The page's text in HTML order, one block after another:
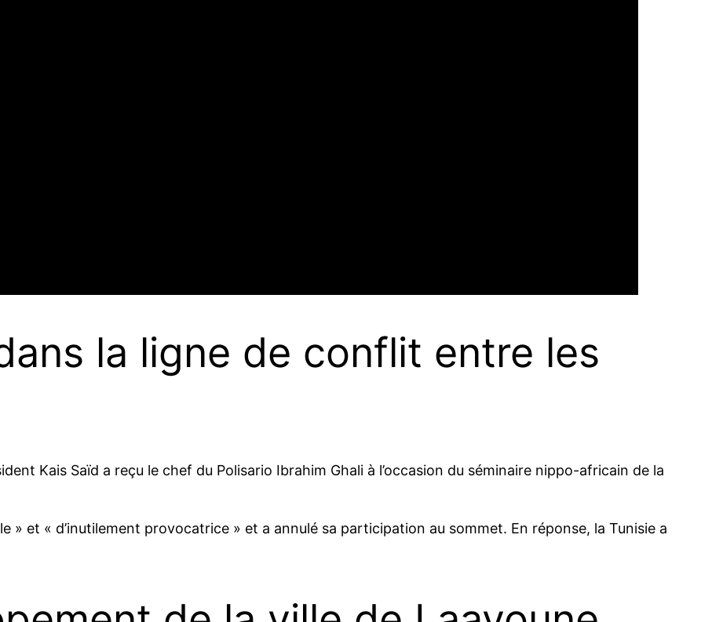
la ligne de conflit entre les
Kais Saïd a reçu le chef du Polisario Ibrahim Ghali à l’occasion du séminaire nippo-africain de la
» et « d’inutilement provocatrice » et a annulé sa participation au sommet. En réponse, la Tunisie a